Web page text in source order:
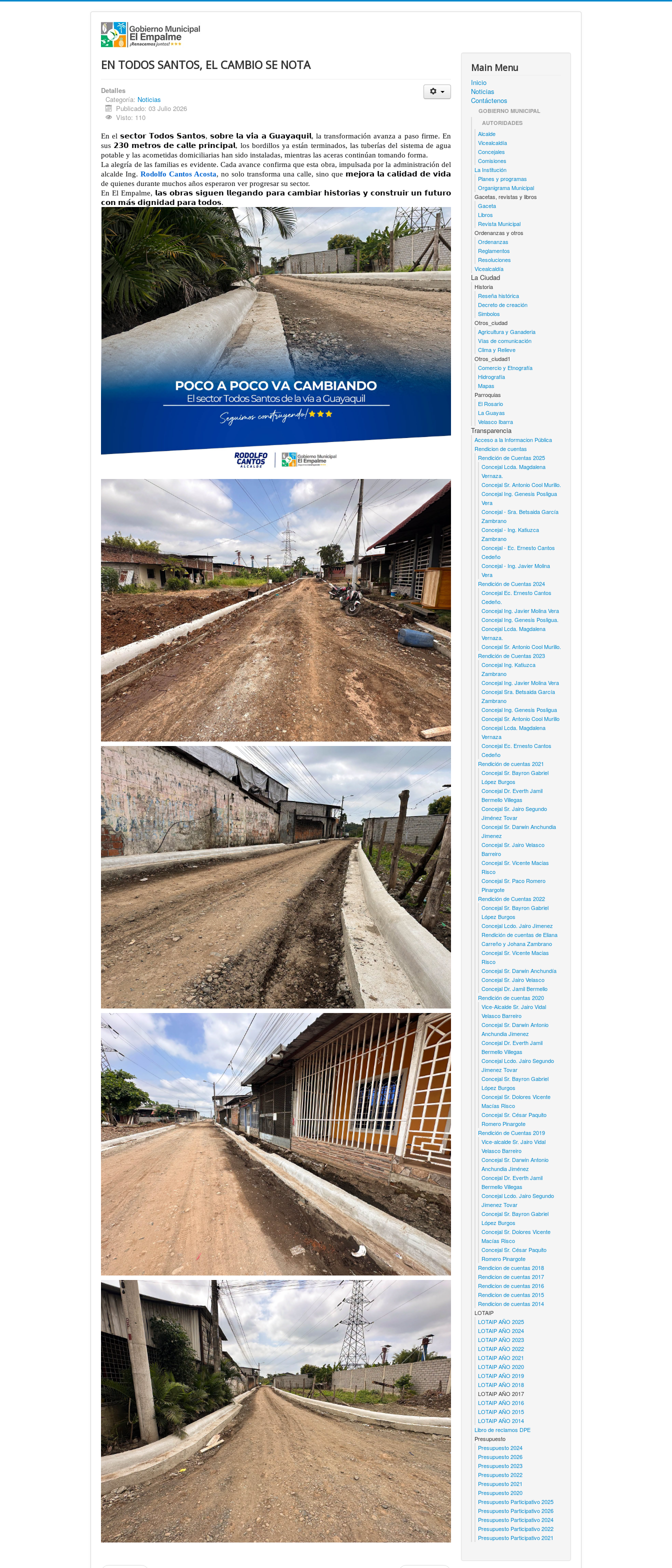
EN TODOS SANTOS, EL CAMBIO SE NOTA
Detalles
Categoría: Noticias
Publicado: 03 Julio 2026
Visto: 110
En el 𝘀𝗲𝗰𝘁𝗼𝗿 𝗧𝗼𝗱𝗼𝘀 𝗦𝗮𝗻𝘁𝗼𝘀, 𝘀𝗼𝗯𝗿𝗲 𝗹𝗮 𝘃𝗶́𝗮 𝗮 𝗚𝘂𝗮𝘆𝗮𝗾𝘂𝗶𝗹, la transformación avanza a paso firme. En
sus 𝟮𝟯𝟬 𝗺𝗲𝘁𝗿𝗼𝘀 𝗱𝗲 𝗰𝗮𝗹𝗹𝗲 𝗽𝗿𝗶𝗻𝗰𝗶𝗽𝗮𝗹, los bordillos ya están terminados, las tuberías del sistema de agua
potable y las acometidas domiciliarias han sido instaladas, mientras las aceras continúan tomando forma.
La alegría de las familias es evidente. Cada avance confirma que esta obra, impulsada por la administración del
alcalde Ing. Rodolfo Cantos Acosta, no solo transforma una calle, sino que 𝗺𝗲𝗷𝗼𝗿𝗮 𝗹𝗮 𝗰𝗮𝗹𝗶𝗱𝗮𝗱 𝗱𝗲 𝘃𝗶𝗱𝗮
de quienes durante muchos años esperaron ver progresar su sector.
En El Empalme, 𝗹𝗮𝘀 𝗼𝗯𝗿𝗮𝘀 𝘀𝗶𝗴𝘂𝗲𝗻 𝗹𝗹𝗲𝗴𝗮𝗻𝗱𝗼 𝗽𝗮𝗿𝗮 𝗰𝗮𝗺𝗯𝗶𝗮𝗿 𝗵𝗶𝘀𝘁𝗼𝗿𝗶𝗮𝘀 𝘆 𝗰𝗼𝗻𝘀𝘁𝗿𝘂𝗶𝗿 𝘂𝗻 𝗳𝘂𝘁𝘂𝗿𝗼
𝗰𝗼𝗻 𝗺𝗮́𝘀 𝗱𝗶𝗴𝗻𝗶𝗱𝗮𝗱 𝗽𝗮𝗿𝗮 𝘁𝗼𝗱𝗼𝘀.
Main Menu
Inicio
Noticias
Contáctenos
GOBIERNO MUNICIPAL
AUTORIDADES
Alcalde
Vicealcaldía
Concejales
Comisiones
La Institución
Planes y programas
Organigrama Municipal
Gacetas, revistas y libros
Gaceta
Libros
Revista Municipal
Ordenanzas y otros
Ordenanzas
Reglamentos
Resoluciones
Vicealcaldía
La Ciudad
Historia
Reseña histórica
Decreto de creación
Simbolos
Otros_ciudad
Agricultura y Ganaderia
Vías de comunicación
Clima y Relieve
Otros_ciudad1
Comercio y Etnografía
Hidrografía
Mapas
Parroquias
El Rosario
La Guayas
Velasco Ibarra
Transparencia
Acceso a la Informacion Pública
Rendicion de cuentas
Rendición de Cuentas 2025
Concejal Lcda. Magdalena
Vernaza.
Concejal Sr. Antonio Cool Murillo.
Concejal Ing. Genesis Posligua
Vera
Concejal - Sra. Betsaida García
Zambrano
Concejal - Ing. Katiuzca
Zambrano
Concejal - Ec. Ernesto Cantos
Cedeño
Concejal - Ing. Javier Molina
Vera
Rendición de Cuentas 2024
Concejal Ec. Ernesto Cantos
Cedeño.
Concejal Ing. Javier Molina Vera
Concejal Ing. Genesis Posligua.
Concejal Lcda. Magdalena
Vernaza.
Concejal Sr. Antonio Cool Murillo.
Rendición de Cuentas 2023
Concejal Ing. Katiuzca
Zambrano
Concejal Ing. Javier Molina Vera
Concejal Sra. Betsaida García
Zambrano
Concejal Ing. Genesis Posligua
Concejal Sr. Antonio Cool Murillo
Concejal Lcda. Magdalena
Vernaza
Concejal Ec. Ernesto Cantos
Cedeño
Rendición de cuentas 2021
Concejal Sr. Bayron Gabriel
López Burgos
Concejal Dr. Everth Jamil
Bermello Villegas
Concejal Sr. Jairo Segundo
Jiménez Tovar
Concejal Sr. Darwin Anchundia
Jimenez
Concejal Sr. Jairo Velasco
Barreiro
Concejal Sr. Vicente Macias
Risco
Concejal Sr. Paco Romero
Pinargote
Rendición de Cuentas 2022
Concejal Sr. Bayron Gabriel
López Burgos
Concejal Lcdo. Jairo Jimenez
Rendición de cuentas de Eliana
Carreño y Johana Zambrano
Concejal Sr. Vicente Macias
Risco
Concejal Sr. Darwin Anchundía
Concejal Sr. Jairo Velasco
Concejal Dr. Jamil Bermello
Rendición de cuentas 2020
Vice-Alcalde Sr. Jairo Vidal
Velasco Barreiro
Concejal Sr. Darwin Antonio
Anchundia Jimenez
Concejal Dr. Everth Jamil
Bermello Villegas
Concejal Lcdo. Jairo Segundo
Jimenez Tovar
Concejal Sr. Bayron Gabriel
López Burgos
Concejal Sr. Dolores Vicente
Macías Risco
Concejal Sr. César Paquito
Romero Pinargote
Rendición de Cuentas 2019
Vice-alcalde Sr. Jairo Vidal
Velasco Barreiro
Concejal Sr. Darwin Antonio
Anchundia Jiménez
Concejal Dr. Everth Jamil
Bermello Villegas
Concejal Lcdo. Jairo Segundo
Jimenez Tovar
Concejal Sr. Bayron Gabriel
López Burgos
Concejal Sr. Dolores Vicente
Macías Risco
Concejal Sr. César Paquito
Romero Pinargote
Rendicion de cuentas 2018
Rendicion de cuentas 2017
Rendicion de cuentas 2016
Rendicion de cuentas 2015
Rendicion de cuentas 2014
LOTAIP
LOTAIP AÑO 2025
LOTAIP AÑO 2024
LOTAIP AÑO 2023
LOTAIP AÑO 2022
LOTAIP AÑO 2021
LOTAIP AÑO 2020
LOTAIP AÑO 2019
LOTAIP AÑO 2018
LOTAIP AÑO 2017
LOTAIP AÑO 2016
LOTAIP AÑO 2015
LOTAIP AÑO 2014
Libro de reclamos DPE
Presupuesto
Presupuesto 2024
Presupuesto 2026
Presupuesto 2023
Presupuesto 2022
Presupuesto 2021
Presupuesto 2020
Presupuesto Participativo 2025
Presupuesto Participativo 2026
Presupuesto Participativo 2024
Presupuesto Participativo 2022
Presupuesto Participativo 2021